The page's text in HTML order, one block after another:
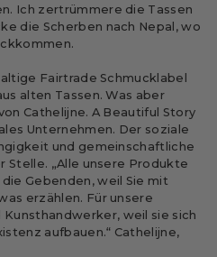
Ich zertrümmere die Tassen
die Scherben nach Nepal, wo
Fairtrade Schmucklabel
alten Tassen. Was aber
Cathelijne. A Beautiful Story
Unternehmen. Der soziale
und gemeinschaftliche
Stelle. „Alle unsere Produkte
Gebenden, weil Sie mit
erzählen. Für unsere
weil sie sich
aufbauen.“ Cathelijne,